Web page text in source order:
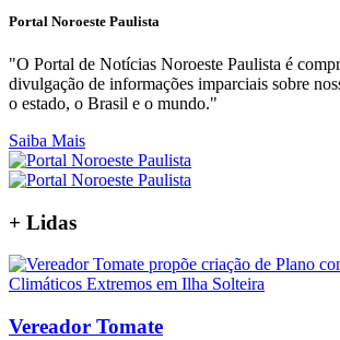
Portal Noroeste Paulista
"O Portal de Notícias Noroeste Paulista é
divulgação de informações imparciais sobre
o estado, o Brasil e o mundo."
Saiba Mais
+ Lidas
Vereador Tomate